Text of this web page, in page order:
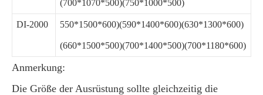
(700*1070*500)(750*1000*500)
DI-2000 550*1500*600)(590*1400*600)(630*1300*600)
(660*1500*500)(700*1400*500)(700*1180*600)
Anmerkung:
Die Größe der Ausrüstung sollte gleichzeitig die